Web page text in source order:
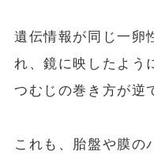
遺伝情報が同じ一卵
れ、鏡に映したよう
つむじの巻き方が逆
これも、胎盤や膜の